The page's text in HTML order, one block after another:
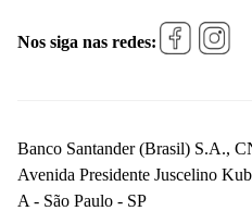
Nos siga nas redes:
Banco Santander (Brasil) S.A.,
Avenida Presidente Juscelino
A - São Paulo - SP